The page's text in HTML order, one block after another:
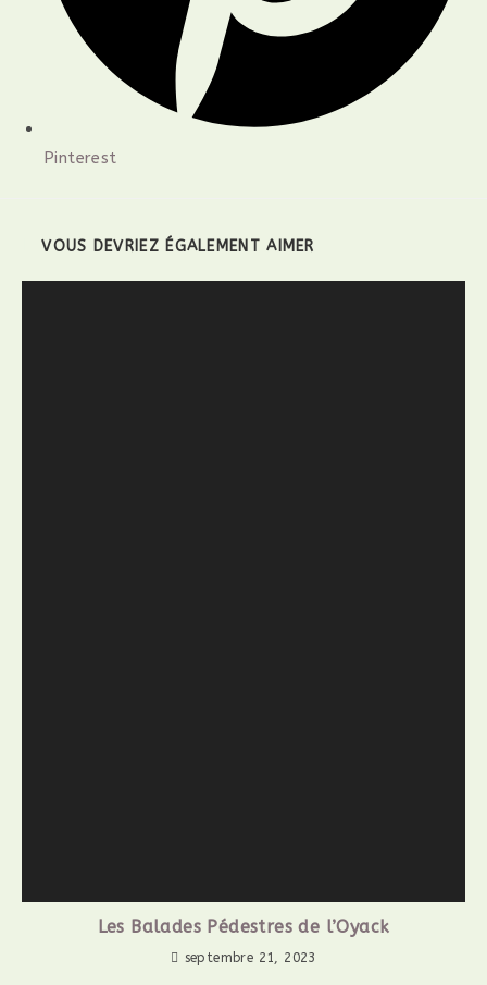
Pinterest
VOUS DEVRIEZ ÉGALEMENT AIMER
Les Balades Pédestres de l’Oyack
septembre 21, 2023